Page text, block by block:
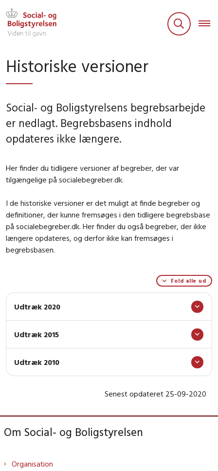
Historiske versioner
Social- og Boligstyrelsens begrebsarbejde
er nedlagt. Begrebsbasens indhold
opdateres ikke længere.
Her finder du tidligere versioner af begreber, der var
tilgængelige på socialebegreber.dk.
I de historiske versioner er det muligt at finde begreber og
definitioner, der kunne fremsøges i den tidligere begrebsbase
på socialebegreber.dk. Her finder du også begreber, der ikke
længere opdateres, og derfor ikke kan fremsøges i
begrebsbasen.
Fold alle ud
Udtræk 2020
Udtræk 2015
Udtræk 2010
Senest opdateret 25-09-2020
Om Social- og Boligstyrelsen
Organisation